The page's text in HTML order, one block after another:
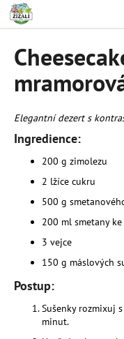
Přejít
obsah
Elegantní dezert s
Ingredience:
200 g zimolezu
2 lžíce cukru
500 g
200 ml smetany
3 vejce
150 g máslových
Postup:
Sušenky rozmixuj
minut.
o
C
o
p
o
t
t
e